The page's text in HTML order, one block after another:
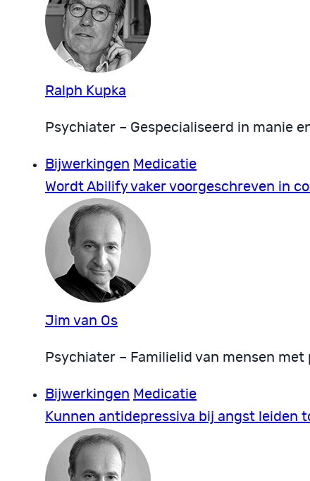
Ralph Kupka
Psychiater – Gespecialiseerd in manie
Bijwerkingen Medicatie
Wordt Abilify vaker voorgeschreven in
Jim van Os
Psychiater – Familielid van mensen met
Bijwerkingen Medicatie
Kunnen antidepressiva bij angst leiden